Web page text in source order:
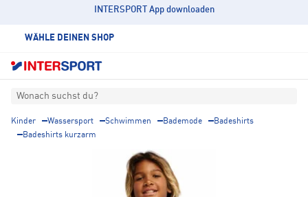
INTERSPORT App downloaden
WÄHLE DEINEN SHOP
Wonach suchst du?
Kinder Wassersport Schwimmen Bademode
Badeshirts
Badeshirts kurzarm